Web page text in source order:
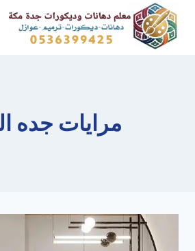
التجاوز
المحتوى
مرايات جده